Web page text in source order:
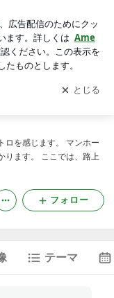
を受け取りまし
開く
ロを感じます。 マンホー
ります。 ここでは、路上
フォロー
テーマ